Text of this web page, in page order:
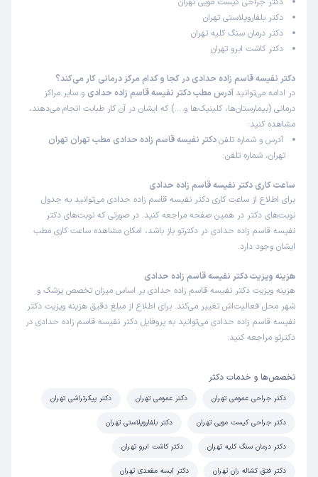
دکتر بلفاروپلاستی تهران
دکتر درمان سنگ کلیه تهران
دکتر کاشت ابرو تهران
دکتر نفیسه قاسم زاده حدادی در کجا و کدام مرکز درمانی کار می‌کند؟
در ادامه می‌توانید آدرس مطب دکتر نفیسه قاسم زاده حدادی و سایر مراکز
درمانی (بیمارستان‌ها، کلینیک‌ها و …) که ایشان در آن کار طبابت انجام می‌دهند،
مشاهده کنید:
آدرس و شماره تلفندکتر نفیسه قاسم زاده حدادی مطب تهران تهران
تهران، شماره تلفن:
ساعت کاری دکتر نفیسه قاسم زاده حدادی
برای اطلاع از ساعت کاری دکتر نفیسه قاسم زاده حدادی می‌توانید به جدول
نوبت‌های دکتر در همین صفحه مراجعه کنید. در صورتی که نوبت‌های دکتر
نفیسه قاسم زاده حدادی در دکترتو باز باشد، امکان مشاهده ساعت کاری مطب
ایشان وجود دارد.
هزینه ویزیت دکتر نفیسه قاسم زاده حدادی
هزینه ویزیت دکتر نفیسه قاسم زاده حدادی بر اساس میزان تخصص پزشک و
شهر محل فعالیت‌اش تغییر می‌کند. برای اطلاع از مبلغ دقیق هزینه ویزیت دکتر
نفیسه قاسم زاده حدادی می‌توانید به پروفایل دکتر نفیسه قاسم زاده حدادی در
دکترتو مراجعه کنید.
تخصص‌ها و خدمات دکتر
دکتر جراحی عمومی تهران دکتر عمومی تهران دکتر پیکرتراشی تهران
دکتر جراحی کیست مویی تهران دکتر بلفاروپلاستی تهران
دکتر درمان سنگ کلیه تهران دکتر کاشت ابرو تهران
دکتر فتق کشاله ران تهران دکتر آبسه مقعدی تهران